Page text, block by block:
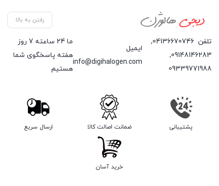
رفتن به بالا
تلفن 04136670746
,
09148146283
,
09339771988
ایمیل
info@digihalogen.com
ما 24 ساعته 7 روز
هفته پاسخگوی شما
هستیم
پشتیبانی ضمانت اصالت کالا ارسال سریع
خرید آسان